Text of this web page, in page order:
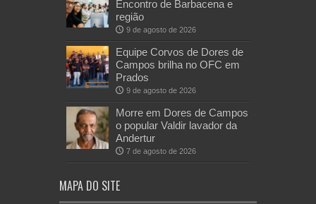
Encontro de Barbacena e
região
9 de agosto de 2026
Equipe Corvos de Dores de
Campos brilha no OFC em
Prados
9 de agosto de 2026
Morre em Dores de Campos
o popular Valdir lavador da
Andertur
7 de agosto de 2026
MAPA DO SITE